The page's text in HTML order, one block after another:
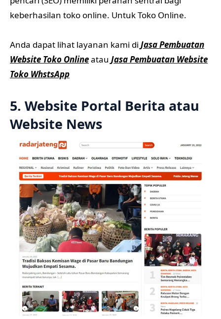
keberhasilan toko online. Untuk Toko Online.
Anda dapat lihat layanan kami di Jasa Pembuatan
Website Toko Onlineatau Jasa Pembuatan Website
Toko WhstsApp
5. Website Portal Berita atau
Website News